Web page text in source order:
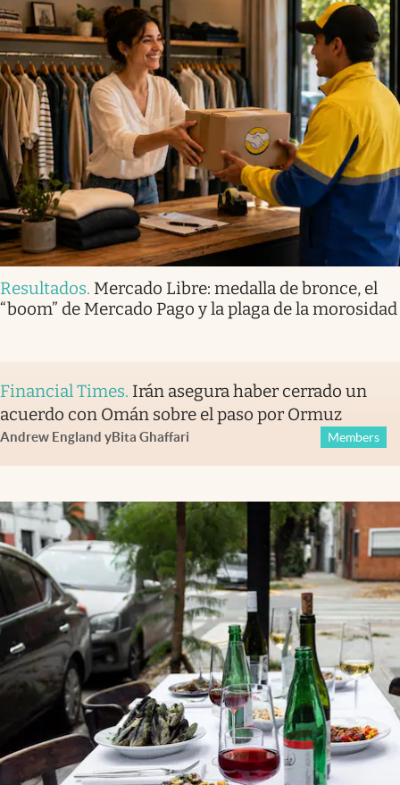
Resultados. Mercado Libre: medalla de bronce, el
“boom” de Mercado Pago y la plaga de la morosidad
Financial Times. Irán asegura haber cerrado un
acuerdo con Omán sobre el paso por Ormuz
Andrew England yBita Ghaffari Members